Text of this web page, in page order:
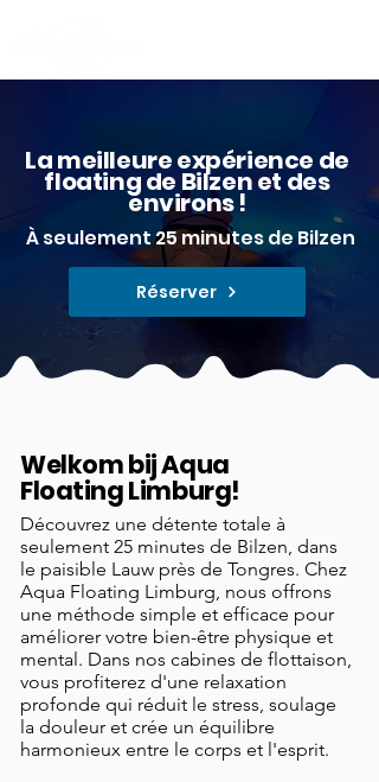
La meilleure expérience de
floating de Bilzen et des
environs !
À seulement 25 minutes de Bilzen
Réserver
Welkom bijAqua
Floating Limburg!
Découvrez une détente totale à
seulement 25 minutes de Bilzen, dans
le paisible Lauw près de Tongres. Chez
Aqua Floating Limburg, nous offrons
une méthode simple et efficace pour
améliorer votre bien-être physique et
mental. Dans nos cabines de flottaison,
vous profiterez d'une relaxation
profonde qui réduit le stress, soulage
la douleur et crée un équilibre
harmonieux entre le corps et l'esprit.